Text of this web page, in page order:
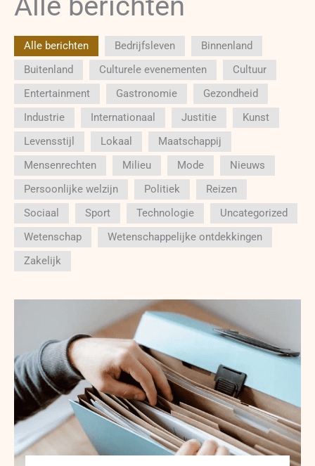
Alle berichten Bedrijfsleven
Binnenland
Buitenland
Culturele evenementen
Cultuur
Entertainment
Gastronomie
Gezondheid
Industrie
Internationaal Justitie
Kunst
Levensstijl
Lokaal
Maatschappij
Mensenrechten
Milieu Mode
Nieuws
Persoonlijke welzijn
Politiek
Reizen
Sociaal
Sport Technologie
Uncategorized
Wetenschap
Wetenschappelijke ontdekkingen
Zakelijk